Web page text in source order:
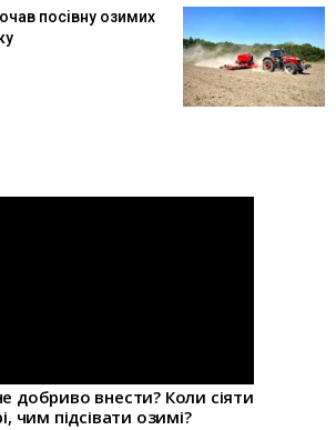
посівну озимих
добриво внести? Коли сіяти
чим підсівати озимі?